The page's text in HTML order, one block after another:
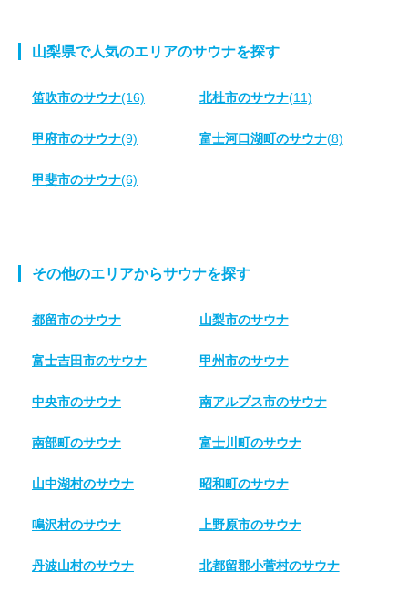
山梨県で人気のエリアのサウナを探す
笛吹市のサウナ(16) 北杜市のサウナ(11)
甲府市のサウナ(9) 富士河口湖町のサウナ(8)
甲斐市のサウナ(6)
その他のエリアからサウナを探す
都留市のサウナ 山梨市のサウナ
富士吉田市のサウナ 甲州市のサウナ
中央市のサウナ 南アルプス市のサウナ
南部町のサウナ 富士川町のサウナ
山中湖村のサウナ 昭和町のサウナ
鳴沢村のサウナ 上野原市のサウナ
丹波山村のサウナ 北都留郡小菅村のサウナ